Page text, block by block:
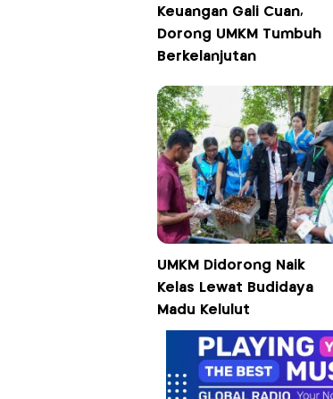
Keuangan Gali Cuan,
Dorong UMKM Tumbuh
Berkelanjutan
UMKM Didorong Naik
Kelas Lewat Budidaya
Madu Kelulut